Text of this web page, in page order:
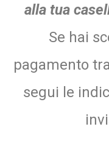
alla tua
Se hai
pagamento
segui le